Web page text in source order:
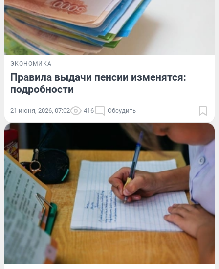
ЭКОНОМИКА
Правила выдачи пенсии изменятся:
подробности
21 июня, 2026, 07:02 416 Обсудить